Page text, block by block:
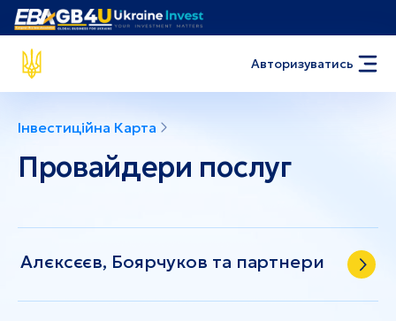
Авторизуватись
Інвестиційна Карта
Провайдери послуг
Алєксєєв, Боярчуков та партнери